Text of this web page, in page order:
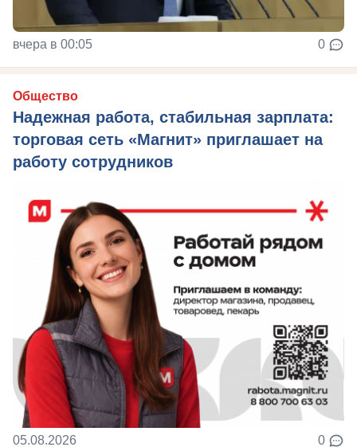
вчера в 00:05 0
Общество
Надежная работа, стабильная зарплата:
торговая сеть «Магнит» приглашает на
работу сотрудников
05.08.2026 0